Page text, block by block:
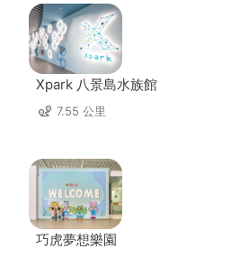
Xpark 八景島水族館
7.55 公里
巧虎夢想樂園